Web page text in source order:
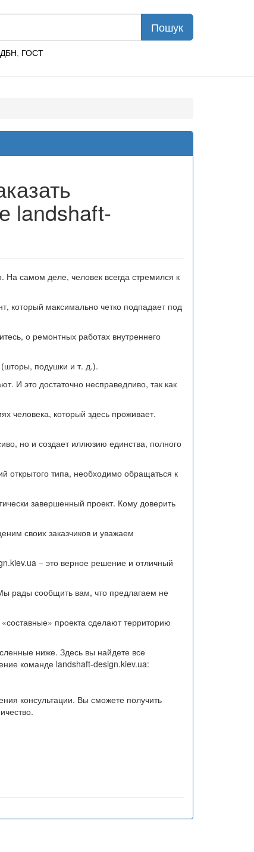
ДБН, ГОСТ
landshaft-
На самом деле, человек всегда стремился к
который максимально четко подпадает под
о ремонтных работах внутреннего
подушки и т. д.).
И это достаточно несправедливо, так как
человека, который здесь проживает.
но и создает иллюзию единства, полного
открытого типа, необходимо обращаться к
завершенный проект. Кому доверить
своих заказчиков и уважаем
– это верное решение и отличный
рады сообщить вам, что предлагаем не
проекта сделают территорию
ниже. Здесь вы найдете все
команде landshaft-design.kiev.ua:
консультации. Вы сможете получить